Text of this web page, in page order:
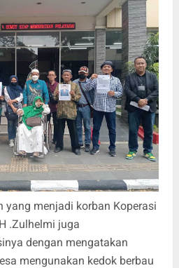
yang menjadi korban Koperasi
.Zulhelmi juga
dengan mengatakan
mengunakan kedok berbau